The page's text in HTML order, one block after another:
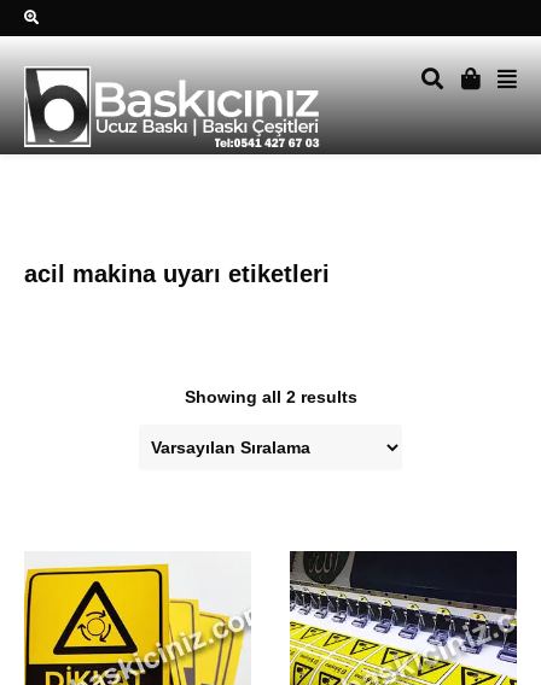
acil makina uyarı etiketleri
Showing all 2 results